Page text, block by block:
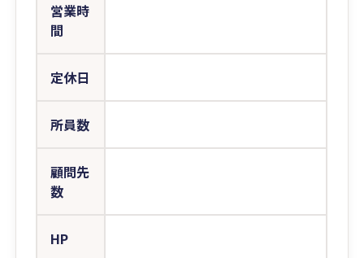
営業時
間
定休日
所員数
顧問先
数
HP